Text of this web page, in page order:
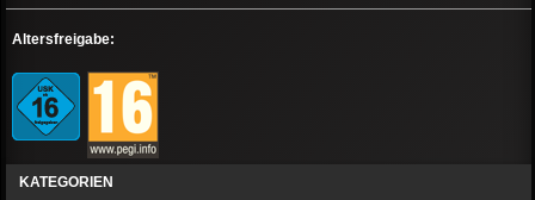
Altersfreigabe:
KATEGORIEN